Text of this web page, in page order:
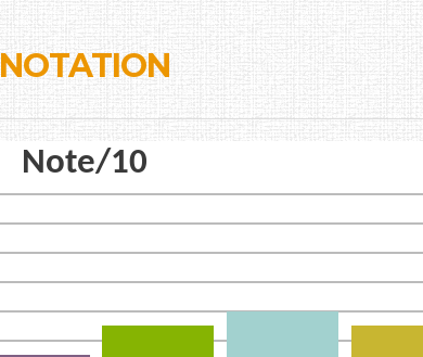
NOTATION